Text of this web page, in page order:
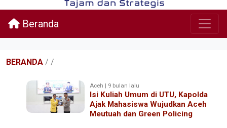
Beranda
BERANDA / /
Aceh | 9 bulan lalu
Isi Kuliah Umum di UTU, Kapolda
Ajak Mahasiswa Wujudkan Aceh
Meutuah dan Green Policing